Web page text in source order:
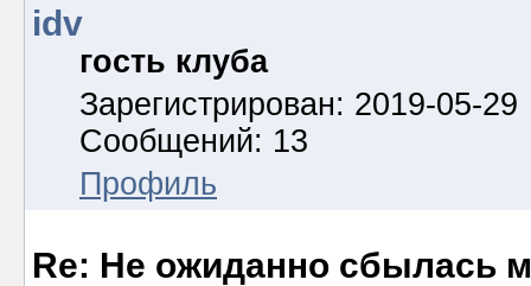
idv
гость клуба
Зарегистрирован: 2019-05-29
Сообщений: 13
Профиль
Re: Не ожиданно сбылась